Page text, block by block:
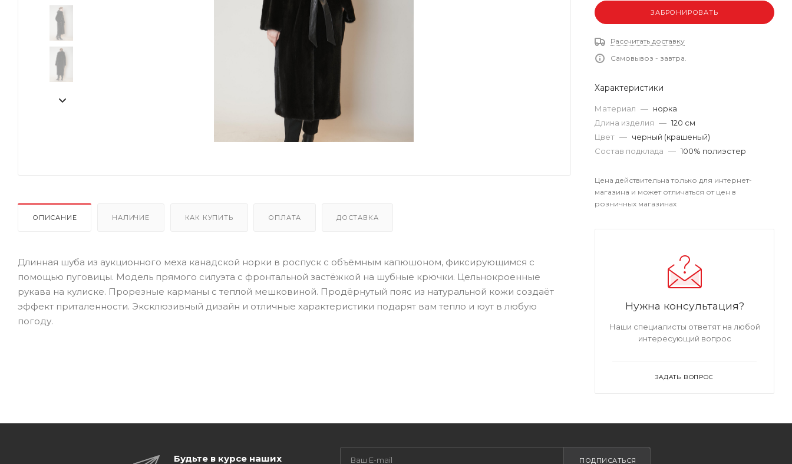
ОПИСАНИЕ НАЛИЧИЕ КАК КУПИТЬ ОПЛАТА ДОСТАВКА
Длинная шуба из аукционного меха канадской норки в роспуск с объёмным капюшоном, фиксирующимся с
помощью пуговицы. Модель прямого силуэта с фронтальной застёжкой на шубные крючки. Цельнокроенные
рукава на кулиске. Прорезные карманы с теплой мешковиной. Продёрнутый пояс из натуральной кожи создаёт
эффект приталенности. Эксклюзивный дизайн и отличные характеристики подарят вам тепло и юут в любую
погоду.
ЗАБРОНИРОВАТЬ
Рассчитать доставку
Самовывоз - завтра.
Характеристики
Материал — норка
Длина изделия — 120 см
Цвет — черный (крашеный)
Состав подклада — 100% полиэстер
Цена действительна только для интернет-
магазина и может отличаться от цен в
розничных магазинах
Нужна консультация?
Наши специалисты ответят на любой
интересующий вопрос
ЗАДАТЬ ВОПРОС
Будьте в курсе наших
ПОДПИСАТЬСЯ